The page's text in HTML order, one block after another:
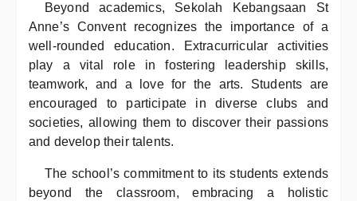
Beyond academics, Sekolah Kebangsaan St
Anne’s Convent recognizes the importance of a
well-rounded education. Extracurricular activities
play a vital role in fostering leadership skills,
teamwork, and a love for the arts. Students are
encouraged to participate in diverse clubs and
societies, allowing them to discover their passions
and develop their talents.
The school’s commitment to its students extends
beyond the classroom, embracing a holistic